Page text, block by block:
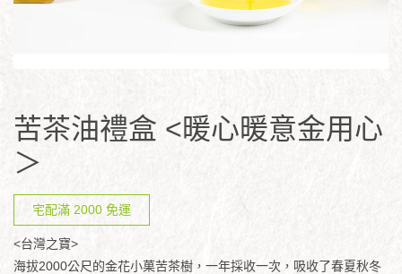
苦茶油禮盒 <暖心暖意金用心
＞
宅配滿 2000 免運
<台灣之寶>
海拔2000公尺的金花小菓苦茶樹，一年採收一次，吸收了春夏秋冬